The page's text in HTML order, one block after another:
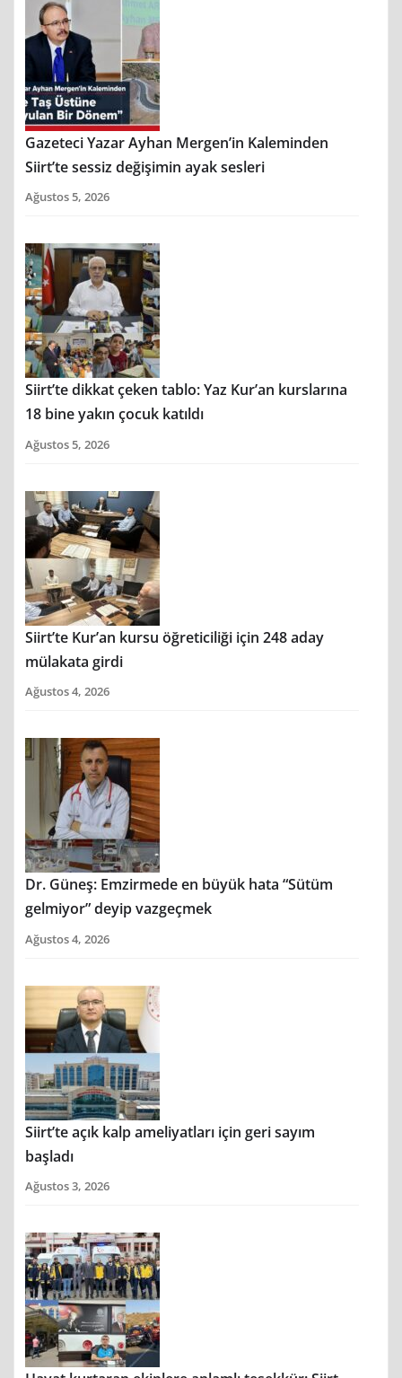
Gazeteci Yazar Ayhan Mergen’in Kaleminden
Siirt’te sessiz değişimin ayak sesleri
Ağustos 5, 2026
Siirt’te dikkat çeken tablo: Yaz Kur’an kurslarına
18 bine yakın çocuk katıldı
Ağustos 5, 2026
Siirt’te Kur’an kursu öğreticiliği için 248 aday
mülakata girdi
Ağustos 4, 2026
Dr. Güneş: Emzirmede en büyük hata “Sütüm
gelmiyor” deyip vazgeçmek
Ağustos 4, 2026
Siirt’te açık kalp ameliyatları için geri sayım
başladı
Ağustos 3, 2026